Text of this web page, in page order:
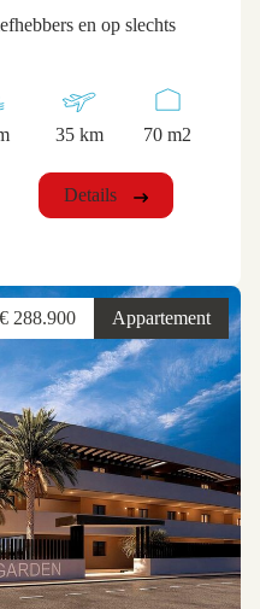
en op slechts
35 km 70 m2
Details
Appartement
€ 288.900